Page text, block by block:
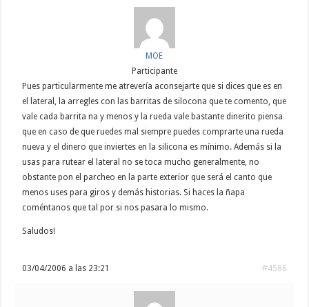
MOE
Participante
Pues particularmente me atrevería aconsejarte que si dices que es en
el lateral, la arregles con las barritas de silocona que te comento, que
vale cada barrita na y menos y la rueda vale bastante dinerito piensa
que en caso de que ruedes mal siempre puedes comprarte una rueda
nueva y el dinero que inviertes en la silicona es mínimo. Además si la
usas para rutear el lateral no se toca mucho generalmente, no
obstante pon el parcheo en la parte exterior que será el canto que
menos uses para giros y demás historias. Si haces la ñapa
coméntanos que tal por si nos pasara lo mismo.
Saludos!
03/04/2006 a las 23:21 #4586